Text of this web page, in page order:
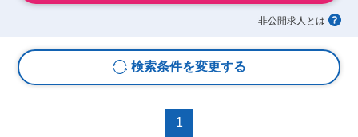
非公開求人とは
検索条件を変更する
1